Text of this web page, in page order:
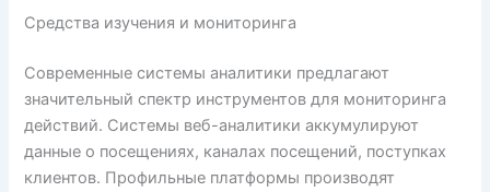
Средства изучения и мониторинга
Современные системы аналитики предлагают
значительный спектр инструментов для мониторинга
действий. Системы веб-аналитики аккумулируют
данные о посещениях, каналах посещений, поступках
клиентов. Профильные платформы производят